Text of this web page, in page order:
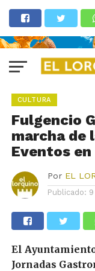
CULTURA
Fulgencio
marcha de
Eventos en
Por EL
Publicado:
El
Jornadas